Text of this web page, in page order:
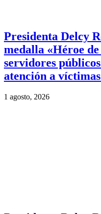
Presidenta Delcy
medalla «Héroe de
servidores
atención a
1 agosto, 2026